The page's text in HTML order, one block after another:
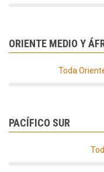
ORIENTE MEDIO Y
Toda
PACÍFICO SUR